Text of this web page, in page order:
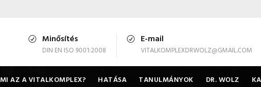
Minősítés
DIN EN ISO 9001:2008
E-mail
VITALKOMPLEXDRWOLZ@GMAIL.COM
MI AZ A VITALKOMPLEX? HATÁSA TANULMÁNYOK DR. WOLZ